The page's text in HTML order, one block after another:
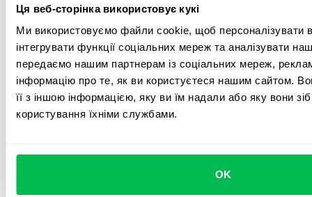
Ця веб-сторінка використовує кукі
Ми використовуємо файли cookie, щоб персоналізувати
інтегрувати функції соціальних мереж та аналізувати
передаємо нашим партнерам із соціальних мереж,
інформацію про те, як ви користуєтеся нашим сайтом.
її з іншою інформацією, яку ви їм надали або яку вони
користування їхніми службами.
OK
Таймлайн відсутностей та HR-календар
Таймлайн вихідних дозволить вам швидко побачити, хто з
ваших колег відсутній і з якої причини, а також дізнатися про
важливі дати компанії.
Інтеграції
месенджери для зручної комунікації, планування зустрічей у